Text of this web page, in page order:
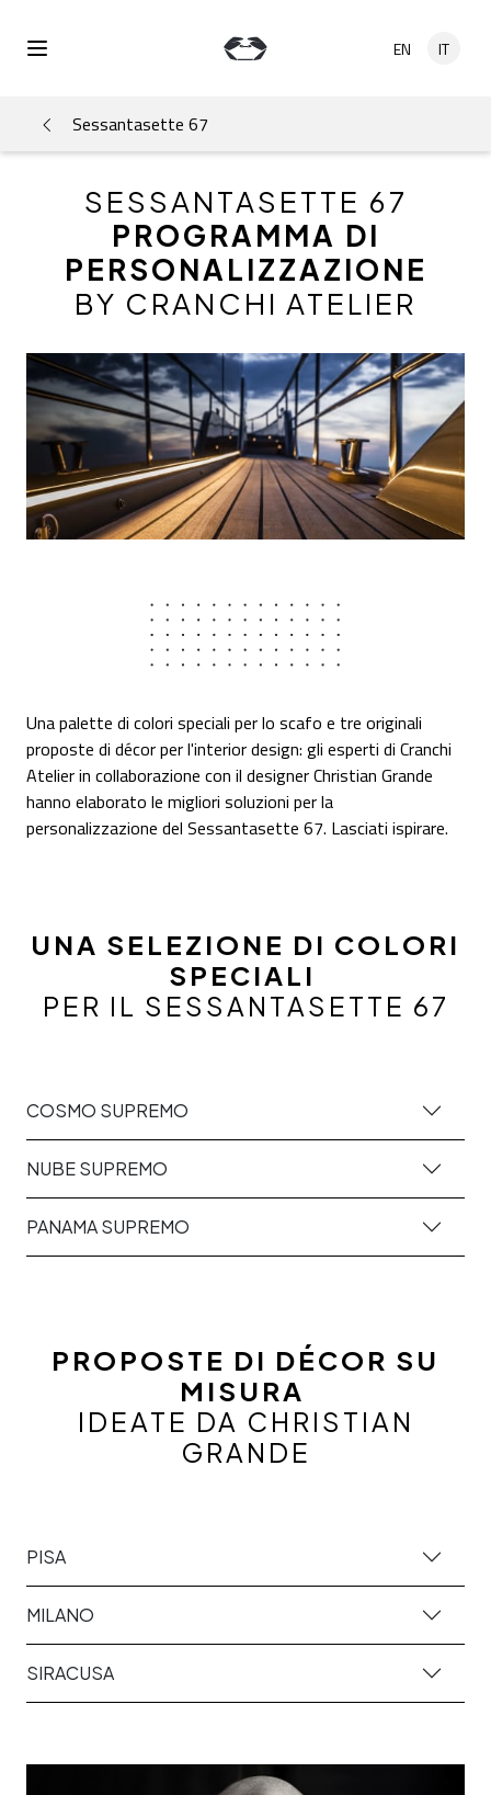
Open Menu
EN IT
Sessantasette 67
SESSANTASETTE 67
PROGRAMMA DI
PERSONALIZZAZIONE
BY CRANCHI ATELIER
Una palette di colori speciali per lo scafo e tre originali
proposte di décor per l'interior design: gli esperti di Cranchi
Atelier in collaborazione con il designer Christian Grande
hanno elaborato le migliori soluzioni per la
personalizzazione del Sessantasette 67. Lasciati ispirare.
UNA SELEZIONE DI COLORI
SPECIALI
PER IL SESSANTASETTE 67
COSMO SUPREMO
NUBE SUPREMO
PANAMA SUPREMO
PROPOSTE DI DÉCOR SU
MISURA
IDEATE DA CHRISTIAN
GRANDE
PISA
MILANO
SIRACUSA